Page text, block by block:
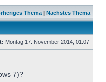
Thema | Nächstes Thema
Montag 17. November 2014, 01:07
7)?